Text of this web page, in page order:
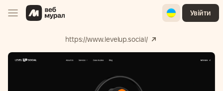
UkrainianУвійти
https://www.levelup.social/